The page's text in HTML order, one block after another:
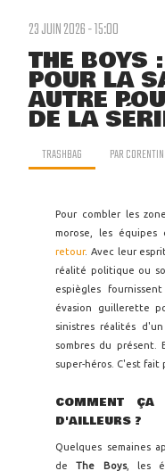
23 JUIN 2026 - 15:00
THE BOYS
POUR LA
AUTRE
DE LA
TRASHBAG PARCORENTIN
Pour combler les
morose, les
retour. Avec leur
réalité politique ou
espiègles
évasion guillerette
sinistres réalités
sombres du présent.
super-héros. C'est fait
COMMENT ÇA
D'AILLEURS ?
Quelques semaines
deThe Boys, les